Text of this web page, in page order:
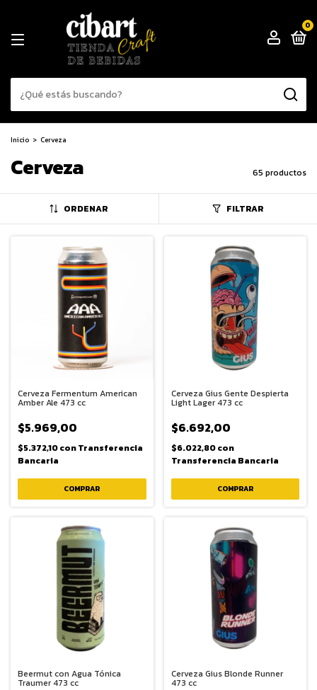
0
Inicio > Cerveza
Cerveza 65 productos
ORDENAR FILTRAR
Cerveza Fermentum American
Amber Ale 473 cc
$5.969,00
$5.372,10conTransferencia
Bancaria
Cerveza Gius Gente Despierta
Light Lager 473 cc
$6.692,00
$6.022,80con
Transferencia Bancaria
Beermut con Agua Tónica
Traumer 473 cc
Cerveza Gius Blonde Runner
473 cc